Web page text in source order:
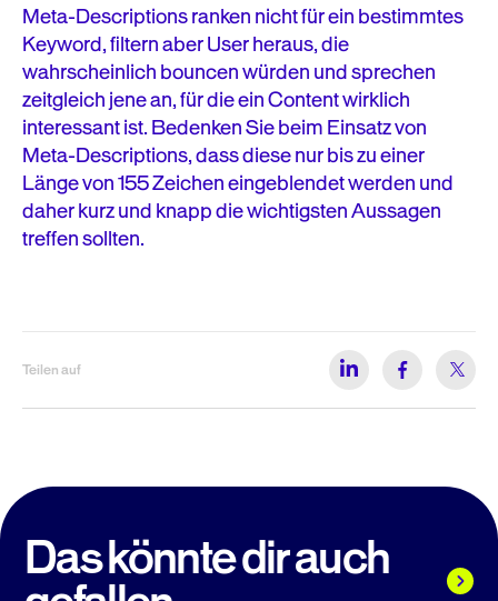
Meta-Descriptions ranken nicht für ein bestimmtes
Keyword, filtern aber User heraus, die
wahrscheinlich bouncen würden und sprechen
zeitgleich jene an, für die ein Content wirklich
interessant ist. Bedenken Sie beim Einsatz von
Meta-Descriptions, dass diese nur bis zu einer
Länge von 155 Zeichen eingeblendet werden und
daher kurz und knapp die wichtigsten Aussagen
treffen sollten.
Teilen auf
Das könnte dir auch